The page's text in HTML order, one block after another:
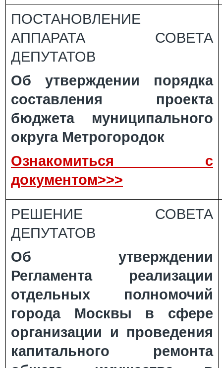
ПОСТАНОВЛЕНИЕ
АППАРАТА СОВЕТА
ДЕПУТАТОВ
Об утверждении порядка
составления проекта
бюджета муниципального
округа Метрогородок
Ознакомиться с
документом>>>
РЕШЕНИЕ СОВЕТА
ДЕПУТАТОВ
Об утверждении
Регламента реализации
отдельных полномочий
города Москвы в сфере
организации и проведения
капитального ремонта